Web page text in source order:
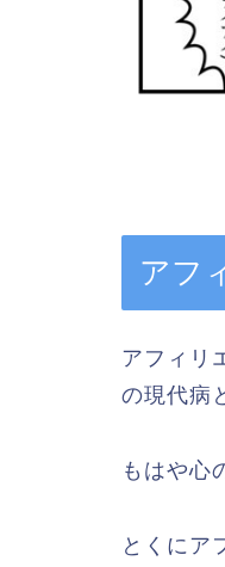
アフ
アフィリ
の現代病
もはや心
とくにア